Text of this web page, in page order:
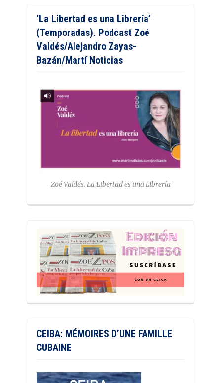
‘La Libertad es una Librería’
(Temporadas). Podcast Zoé
Valdés/Alejandro Zayas-
Bazán/Martí Noticias
Zoé Valdés. La Libertad es una Librería
CEIBA: MÉMOIRES D’UNE FAMILLE
CUBAINE